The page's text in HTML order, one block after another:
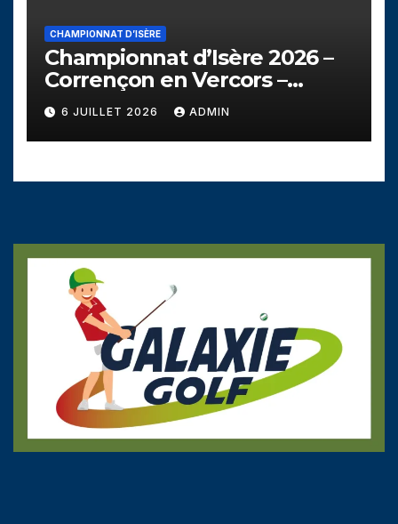
CHAMPIONNAT D’ISÈRE
Championnat d’Isère 2026 –
Corrençon en Vercors –
Dimanche 5 juillet
6 JUILLET 2026 ADMIN